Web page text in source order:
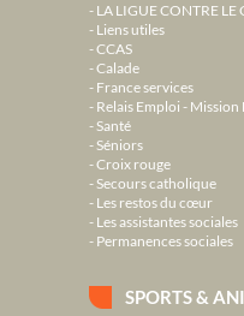
LA LIGUE CONTRE LE
Liens utiles
CCAS
Calade
France services
Relais Emploi - Mission
Santé
Séniors
Croix rouge
Secours catholique
Les restos du cœur
Les assistantes sociales
Permanences sociales
SPORTS &